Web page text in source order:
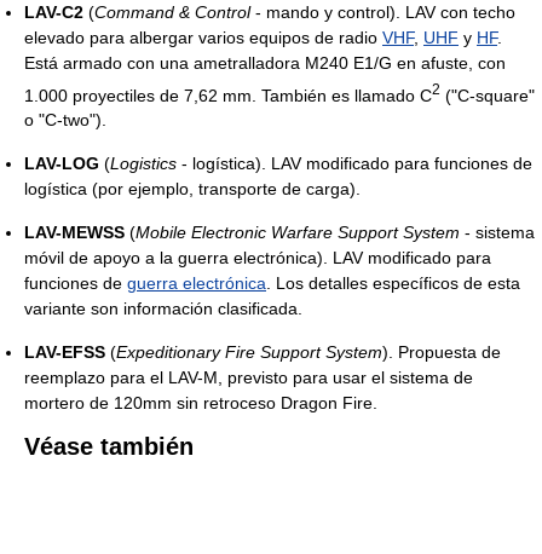
LAV-C2 (Command & Control- mando y control). LAV con techo
elevado para albergar varios equipos de radio VHF, UHF y HF.
Está armado con una ametralladora M240 E1/G en afuste, con
1.000 proyectiles de 7,62 mm. También es llamado C2 ("C-square"
o "C-two").
LAV-LOG (Logistics - logística). LAV modificado para funciones de
logística (por ejemplo, transporte de carga).
LAV-MEWSS (Mobile Electronic Warfare Support System - sistema
móvil de apoyo a la guerra electrónica). LAV modificado para
funciones de guerra electrónica. Los detalles específicos de esta
variante son información clasificada.
LAV-EFSS (Expeditionary Fire Support System). Propuesta de
reemplazo para el LAV-M, previsto para usar el sistema de
mortero de 120mm sin retroceso Dragon Fire.
Véase también